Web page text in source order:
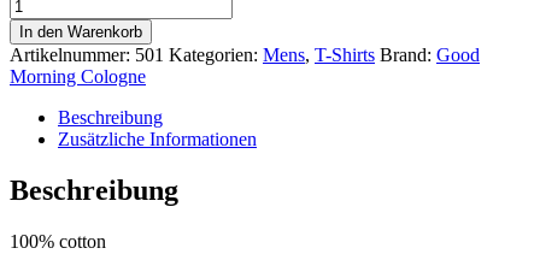
In den Warenkorb
Artikelnummer: 501 Kategorien: Mens, T-Shirts Brand: Good
Morning Cologne
Beschreibung
Zusätzliche Informationen
Beschreibung
100% cotton